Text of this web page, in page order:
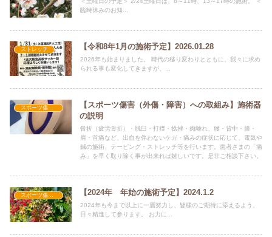
臨時休みのお知...
ストレッチ 【令和8年1月の施術予定】2026.01.28
2026年も始まりました。 時代の移り変わりとともに、我々に求め
られる事も変化してきますが、...
スポーツ傷害・障害
【スポーツ傷害（外傷・障害）への取組み】施術器
の説明
骨折（疲労骨折）・脱臼・打撲・捻挫・肉離れ、腰・背中・膝・
肩・首痛など、出血を伴わないケガ・痛みの症状に応じて、電気や
鍼の施術、テーピング・ストレッチ等を行います。患者さまの「痛
み」を早く取り除く事が出来れば嬉しいです。是非ご相談下さい。
スポーツ傷害・障害 【2024年 年始の施術予定】2024.1.2
2024年も今まで以上に一層努力し、皆様のご期待に添えるよう、
日々精進して参ります。 お力に...